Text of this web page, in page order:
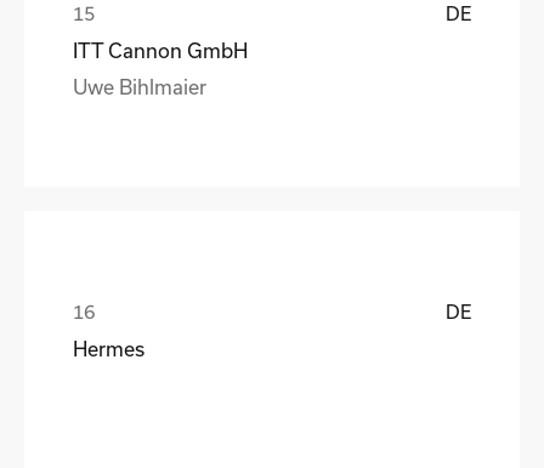
DE
ITT Cannon GmbH
Uwe Bihlmaier
DE
Hermes